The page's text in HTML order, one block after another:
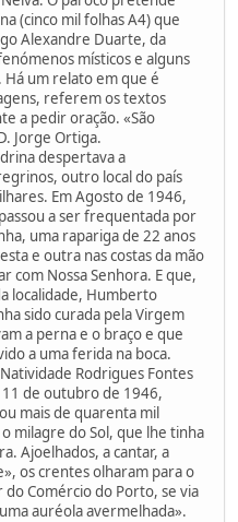
(cinco mil folhas A4) que
Alexandre Duarte, da
místicos e alguns
Há um relato em que é
referem os textos
a pedir oração. «São
Jorge Ortiga.
despertava a
outro local do país
Em Agosto de 1946,
a ser frequentada por
uma rapariga de 22 anos
e outra nas costas da mão
com Nossa Senhora. E que,
localidade, Humberto
sido curada pela Virgem
a perna e o braço e que
a uma ferida na boca.
Rodrigues Fontes
de outubro de 1946,
mais de quarenta mil
milagre do Sol, que lhe tinha
Ajoelhados, a cantar, a
os crentes olharam para o
Comércio do Porto, se via
auréola avermelhada».